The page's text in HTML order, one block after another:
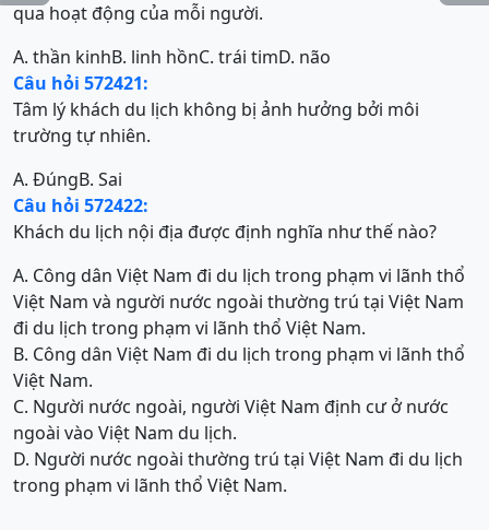
qua hoạt động của mỗi người.
A. thần kinhB. linh hồnC. trái timD. não
Câu hỏi 572421:
Tâm lý khách du lịch không bị ảnh hưởng bởi môi
trường tự nhiên.
A. ĐúngB. Sai
Câu hỏi 572422:
Khách du lịch nội địa được định nghĩa như thế nào?
A. Công dân Việt Nam đi du lịch trong phạm vi lãnh thổ
Việt Nam và người nước ngoài thường trú tại Việt Nam
đi du lịch trong phạm vi lãnh thổ Việt Nam.
B. Công dân Việt Nam đi du lịch trong phạm vi lãnh thổ
Việt Nam.
C. Người nước ngoài, người Việt Nam định cư ở nước
ngoài vào Việt Nam du lịch.
D. Người nước ngoài thường trú tại Việt Nam đi du lịch
trong phạm vi lãnh thổ Việt Nam.